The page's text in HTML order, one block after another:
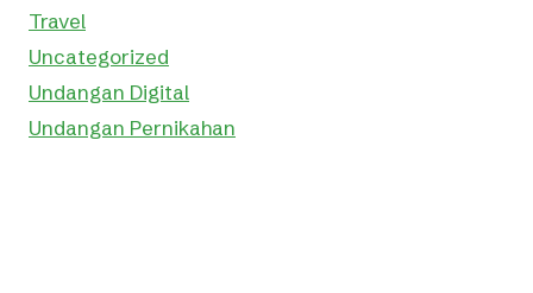
Travel
Uncategorized
Undangan Digital
Undangan Pernikahan